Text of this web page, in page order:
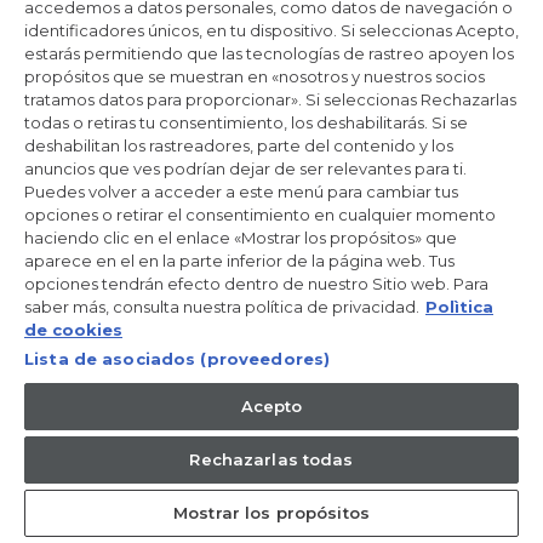
Lavadora
X 7
HW100-B14367U-IB
6
reseñas.
en
misma
accedemos a datos personales, como datos de navegación o
identificadores únicos, en tu dispositivo. Si seleccionas Acepto,
estarás permitiendo que las tecnologías de rastreo apoyen los
propósitos que se muestran en «nosotros y nuestros socios
tratamos datos para proporcionar». Si seleccionas Rechazarlas
todas o retiras tu consentimiento, los deshabilitarás. Si se
deshabilitan los rastreadores, parte del contenido y los
anuncios que ves podrían dejar de ser relevantes para ti.
Puedes volver a acceder a este menú para cambiar tus
opciones o retirar el consentimiento en cualquier momento
haciendo clic en el enlace «Mostrar los propósitos» que
aparece en el en la parte inferior de la página web. Tus
opciones tendrán efecto dentro de nuestro Sitio web. Para
saber más, consulta nuestra política de privacidad.
Polìtica
de cookies
Lista de asociados (proveedores)
Acepto
Rechazarlas todas
Mostrar los propósitos